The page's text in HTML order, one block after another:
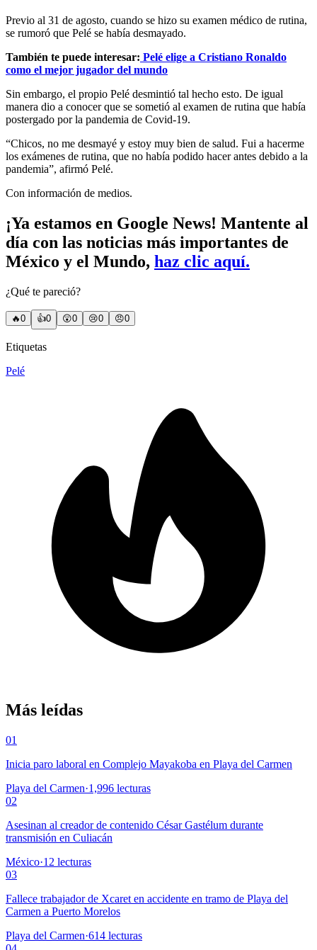
Previo al 31 de agosto, cuando se hizo su examen médico de rutina,
se rumoró que Pelé se había desmayado.
También te puede interesar: Pelé elige a Cristiano Ronaldo
como el mejor jugador del mundo
Sin embargo, el propio Pelé desmintió tal hecho esto. De igual
manera dio a conocer que se sometió al examen de rutina que había
postergado por la pandemia de Covid-19.
“Chicos, no me desmayé y estoy muy bien de salud. Fui a hacerme
los exámenes de rutina, que no había podido hacer antes debido a la
pandemia”, afirmó Pelé.
Con información de medios.
¡Ya estamos en Google News! Mantente al
día con las noticias más importantes de
México y el Mundo, haz clic aquí.
¿Qué te pareció?
🔥0 👍0 😲0 😢0 😠0
Etiquetas
Pelé
Más leídas
01
Inicia paro laboral en Complejo Mayakoba en Playa del Carmen
Playa del Carmen·1,996 lecturas
02
Asesinan al creador de contenido César Gastélum durante
transmisión en Culiacán
México·12 lecturas
03
Fallece trabajador de Xcaret en accidente en tramo de Playa del
Carmen a Puerto Morelos
Playa del Carmen·614 lecturas